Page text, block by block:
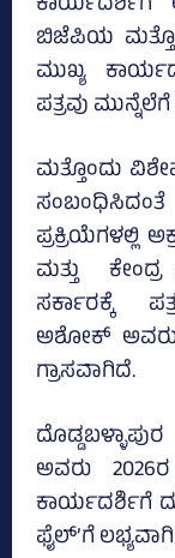
ಬಿಜೆಪಿಯ
ಮುಖ್ಯ
ಪತ್ರವು
ಮತ್ತೊಂದು
ಪ್ರಕ್ರಿಯೆಗಳಲ್ಲಿ
ಮತ್ತು
ಸರ್ಕಾರಕ್ಕೆ
ಅಶೋಕ್
ಗ್ರಾಸವಾಗಿದೆ.
ಅವರು
ಕಾರ್ಯದರ್ಶಿಗೆ
ಫೈಲ್‌’ಗೆ